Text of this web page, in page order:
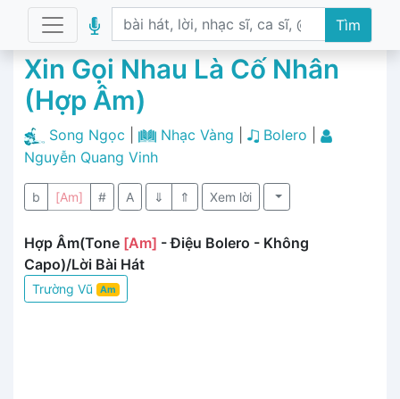
Tìm
Xin Gọi Nhau Là Cố Nhân
(Hợp Âm)
Song Ngọc Nhạc Vàng Bolero
Nguyễn Quang Vinh
b [Am] # A ⇓ ⇑ Xem lời
Hợp Âm(Tone [Am] - Điệu Bolero - Không
Capo)/Lời Bài Hát
Trường Vũ Am